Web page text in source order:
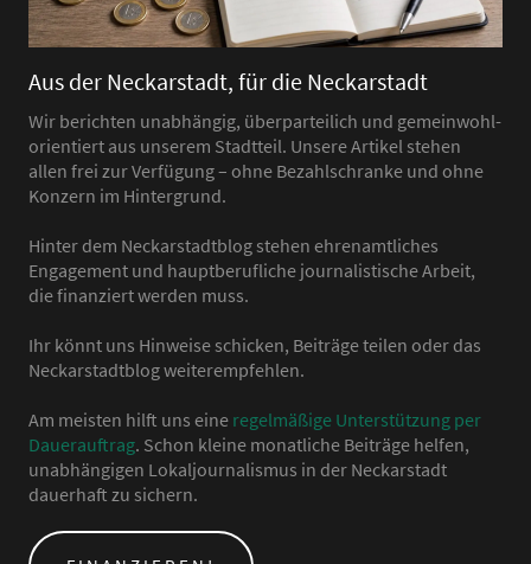
Aus der Neckarstadt, für die Neckarstadt
Wir berichten unabhängig, überparteilich und gemeinwohl-
orientiert aus unserem Stadtteil. Unsere Artikel stehen
allen frei zur Verfügung – ohne Bezahlschranke und ohne
Konzern im Hintergrund.
Hinter dem Neckarstadtblog stehen ehrenamtliches
Engagement und hauptberufliche journalistische Arbeit,
die finanziert werden muss.
Ihr könnt uns Hinweise schicken, Beiträge teilen oder das
Neckarstadtblog weiterempfehlen.
Am meisten hilft uns eine regelmäßige Unterstützung per
Dauerauftrag. Schon kleine monatliche Beiträge helfen,
unabhängigen Lokaljournalismus in der Neckarstadt
dauerhaft zu sichern.